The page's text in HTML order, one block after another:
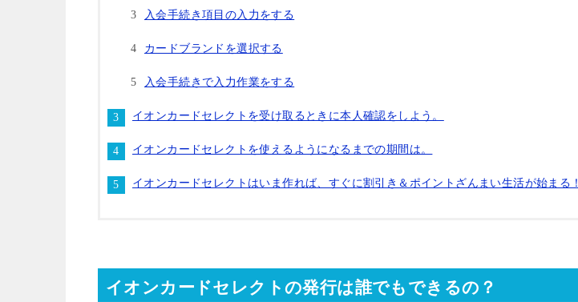
入会手続き項目の入力をする
カードブランドを選択する
入会手続きで入力作業をする
イオンカードセレクトを受け取るときに本人確認をしよう。
イオンカードセレクトを使えるようになるまでの期間は。
イオンカードセレクトはいま作れば、すぐに割引き＆ポイントざんまい生活が始まる！
イオンカードセレクトの発行は誰でもできるの？